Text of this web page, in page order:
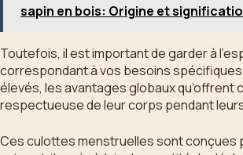
sapin en bois: Origine et
Toutefois, il est important de garder à
correspondant à vos besoins
élevés, les avantages globaux
respectueuse de leur corps pendant
Ces culottes menstruelles sont conçues